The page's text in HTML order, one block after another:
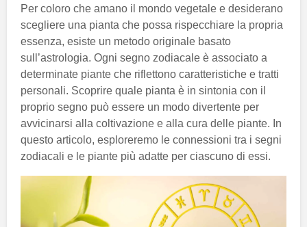
Per coloro che amano il mondo vegetale e desiderano
scegliere una pianta che possa rispecchiare la propria
essenza, esiste un metodo originale basato
sull’astrologia. Ogni segno zodiacale è associato a
determinate piante che riflettono caratteristiche e tratti
personali. Scoprire quale pianta è in sintonia con il
proprio segno può essere un modo divertente per
avvicinarsi alla coltivazione e alla cura delle piante. In
questo articolo, esploreremo le connessioni tra i segni
zodiacali e le piante più adatte per ciascuno di essi.